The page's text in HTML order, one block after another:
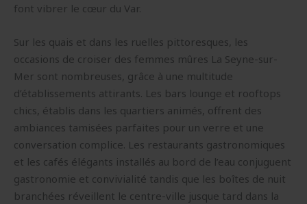
font vibrer le cœur du Var.
Sur les quais et dans les ruelles pittoresques, les
occasions de croiser des femmes mûres La Seyne-sur-
Mer sont nombreuses, grâce à une multitude
d’établissements attirants. Les bars lounge et rooftops
chics, établis dans les quartiers animés, offrent des
ambiances tamisées parfaites pour un verre et une
conversation complice. Les restaurants gastronomiques
et les cafés élégants installés au bord de l’eau conjuguent
gastronomie et convivialité tandis que les boîtes de nuit
branchées réveillent le centre-ville jusque tard dans la